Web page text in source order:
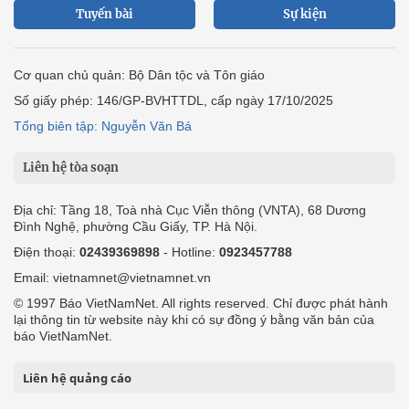
Tuyến bài Sự kiện
Cơ quan chủ quản: Bộ Dân tộc và Tôn giáo
Số giấy phép: 146/GP-BVHTTDL, cấp ngày 17/10/2025
Tổng biên tập: Nguyễn Văn Bá
Liên hệ tòa soạn
Địa chỉ: Tầng 18, Toà nhà Cục Viễn thông (VNTA), 68 Dương
Đình Nghệ, phường Cầu Giấy, TP. Hà Nội.
Điện thoại: 02439369898 - Hotline: 0923457788
Email: vietnamnet@vietnamnet.vn
© 1997 Báo VietNamNet. All rights reserved. Chỉ được phát hành
lại thông tin từ website này khi có sự đồng ý bằng văn bản của
báo VietNamNet.
Liên hệ quảng cáo